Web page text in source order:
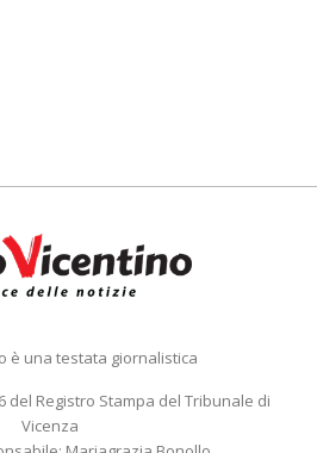
è una testata giornalistica
del Registro Stampa del Tribunale di
Vicenza